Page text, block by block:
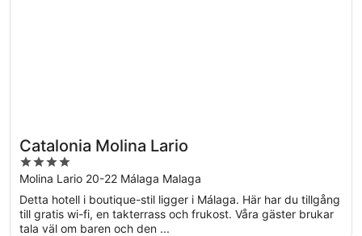
Catalonia Molina Lario
4
out
of
5
Molina Lario 20-22 Málaga Malaga
Detta hotell i boutique-stil ligger i Málaga. Här har du tillgång
till gratis wi-fi, en takterrass och frukost. Våra gäster brukar
tala väl om baren och den ...